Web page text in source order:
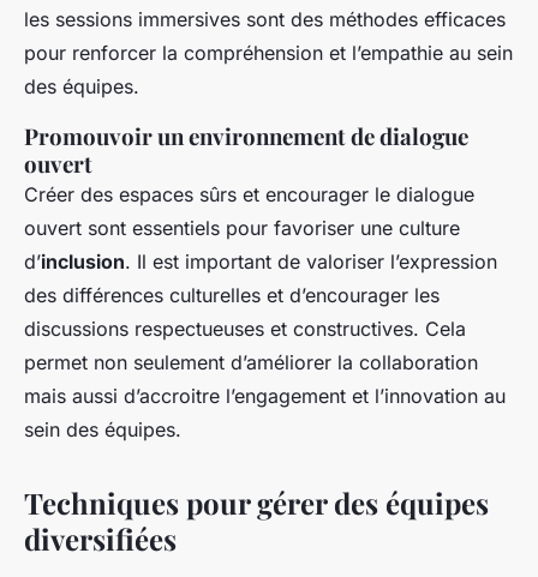
les sessions immersives sont des méthodes efficaces
pour renforcer la compréhension et l’empathie au sein
des équipes.
Promouvoir un environnement de dialogue
ouvert
Créer des espaces sûrs et encourager le dialogue
ouvert sont essentiels pour favoriser une culture
d’inclusion. Il est important de valoriser l’expression
des différences culturelles et d’encourager les
discussions respectueuses et constructives. Cela
permet non seulement d’améliorer la collaboration
mais aussi d’accroitre l’engagement et l’innovation au
sein des équipes.
Techniques pour gérer des équipes
diversifiées